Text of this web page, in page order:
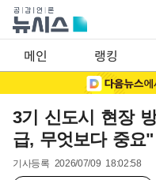
메인 랭킹
3기 신도시 현장
급, 무엇보다 중요"
기사등록 2026/07/09 18:02:58